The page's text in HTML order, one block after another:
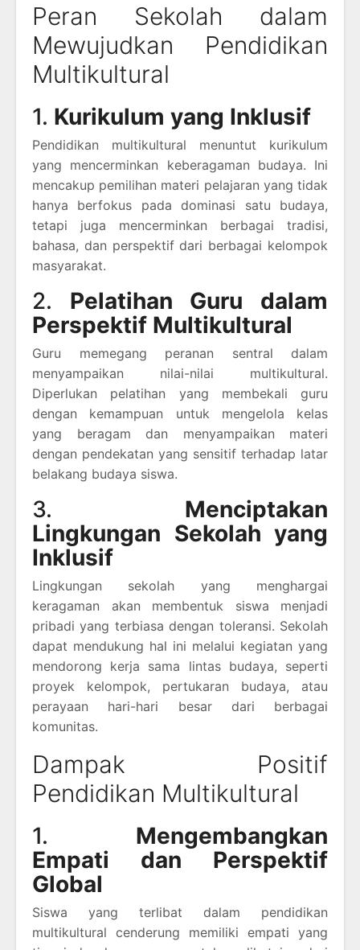
Peran Sekolah dalam
Mewujudkan Pendidikan
Multikultural
1. Kurikulum yang Inklusif
Pendidikan multikultural menuntut kurikulum
yang mencerminkan keberagaman budaya. Ini
mencakup pemilihan materi pelajaran yang tidak
hanya berfokus pada dominasi satu budaya,
tetapi juga mencerminkan berbagai tradisi,
bahasa, dan perspektif dari berbagai kelompok
masyarakat.
2. Pelatihan Guru dalam
Perspektif Multikultural
Guru memegang peranan sentral dalam
menyampaikan nilai-nilai multikultural.
Diperlukan pelatihan yang membekali guru
dengan kemampuan untuk mengelola kelas
yang beragam dan menyampaikan materi
dengan pendekatan yang sensitif terhadap latar
belakang budaya siswa.
3. Menciptakan
Lingkungan Sekolah yang
Inklusif
Lingkungan sekolah yang menghargai
keragaman akan membentuk siswa menjadi
pribadi yang terbiasa dengan toleransi. Sekolah
dapat mendukung hal ini melalui kegiatan yang
mendorong kerja sama lintas budaya, seperti
proyek kelompok, pertukaran budaya, atau
perayaan hari-hari besar dari berbagai
komunitas.
Dampak Positif
Pendidikan Multikultural
1. Mengembangkan
Empati dan Perspektif
Global
Siswa yang terlibat dalam pendidikan
multikultural cenderung memiliki empati yang